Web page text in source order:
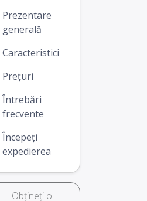
Prezentare
generală
Caracteristici
Prețuri
Întrebări
frecvente
Începeți
expedierea
Obțineți o